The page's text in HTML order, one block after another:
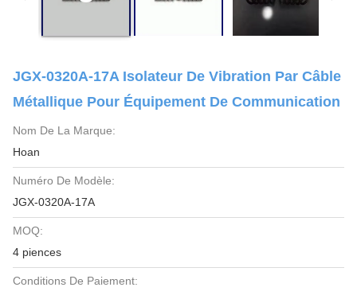
JGX-0320A-17A Isolateur De Vibration Par Câble
Métallique Pour Équipement De Communication
Nom De La Marque:
Hoan
Numéro De Modèle:
JGX-0320A-17A
MOQ:
4 piences
Conditions De Paiement: